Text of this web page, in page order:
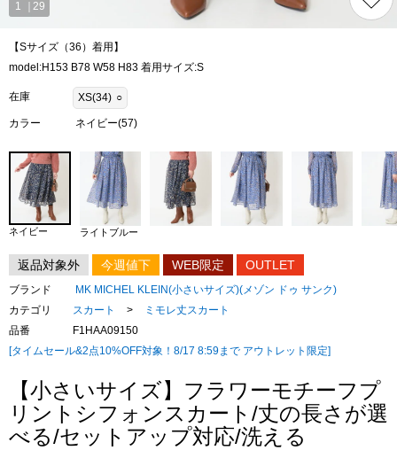
【Sサイズ（36）着用】
model:H153 B78 W58 H83 着用サイズ:S
在庫 XS(34) ○
カラー ネイビー(57)
ネイビー ライトブルー
返品対象外 今週値下 WEB限定 OUTLET
ブランド
MK MICHEL KLEIN(小さいサイズ)(メゾン ドゥ サンク)
カテゴリ
スカート >
ミモレ丈スカート
品番
F1HAA09150
[タイムセール&2点10%OFF対象！8/17 8:59まで アウトレット限定]
【小さいサイズ】フラワーモチーフプ
リントシフォンスカート/丈の長さが選
べる/セットアップ対応/洗える